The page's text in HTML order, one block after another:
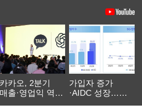
카카오, 2분기
매출·영업익 역대
가입자 증가
·AIDC 성장…